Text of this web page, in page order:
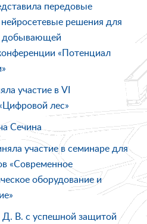
передовые
решения для
добывающей
«Потенциал
участие в VI
лес»
Сечина
участие в семинаре для
«Современное
оборудование и
В. с успешной защитой